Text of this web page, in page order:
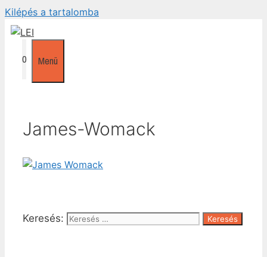
Kilépés a tartalomba
0 Menü
James-Womack
Keresés: